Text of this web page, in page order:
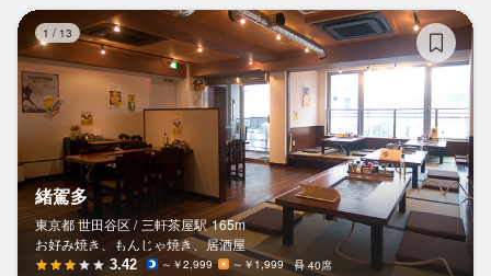
1 / 13
緒駕多
東京都 世田谷区 / 三軒茶屋駅 165m
お好み焼き、もんじゃ焼き、居酒屋
3.42 ～￥2,999 ～￥1,999 40席